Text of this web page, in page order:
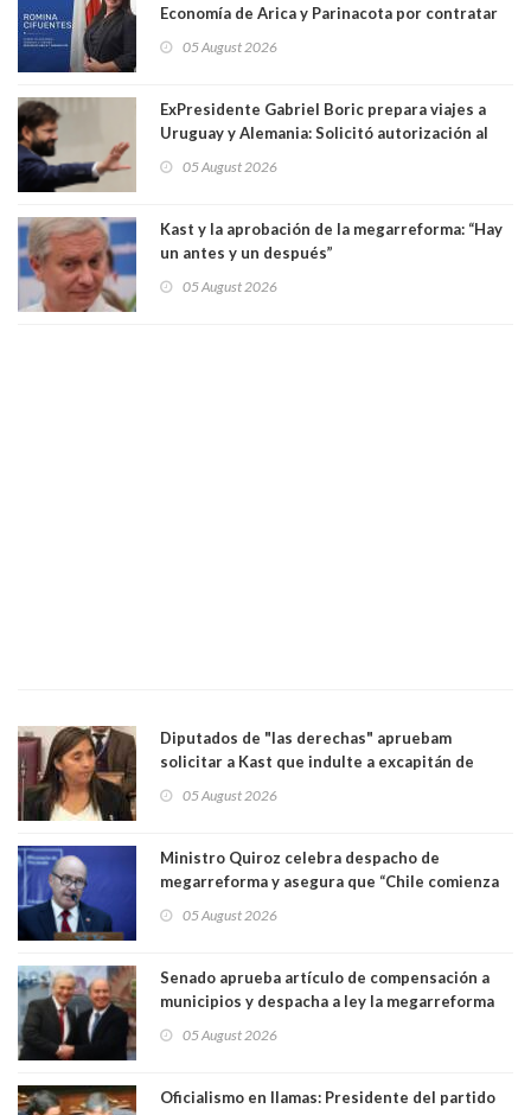
Economía de Arica y Parinacota por contratar
una militante de RN, detenida con 47 kilos de
05 August 2026
ExPresidente Gabriel Boric prepara viajes a
Uruguay y Alemania: Solicitó autorización al
05 August 2026
Kast y la aprobación de la megarreforma: “Hay
un antes y un después”
05 August 2026
Diputados de "las derechas" apruebam
solicitar a Kast que indulte a excapitán de
senadora Fabiola Campillai
05 August 2026
Ministro Quiroz celebra despacho de
megarreforma y asegura que “Chile comienza
05 August 2026
Senado aprueba artículo de compensación a
municipios y despacha a ley la megarreforma
votó con el Gobierno
05 August 2026
Oficialismo en llamas: Presidente del partido